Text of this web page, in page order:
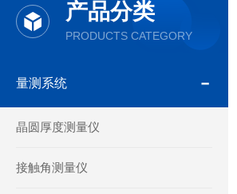
产品分类
PRODUCTS CATEGORY
量测系统
晶圆厚度测量仪
接触角测量仪